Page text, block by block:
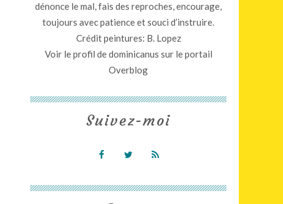
dénonce le mal, fais des reproches, encourage,
toujours avec patience et souci d’instruire.
Crédit peintures: B. Lopez
Voir le profil dedominicanus sur le portail
Overblog
Suivez-moi